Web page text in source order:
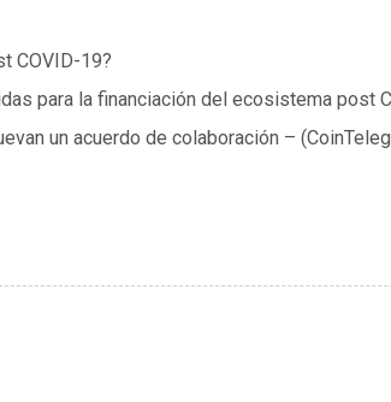
COVID-19?
para la financiación del ecosistema post
un acuerdo de colaboración –